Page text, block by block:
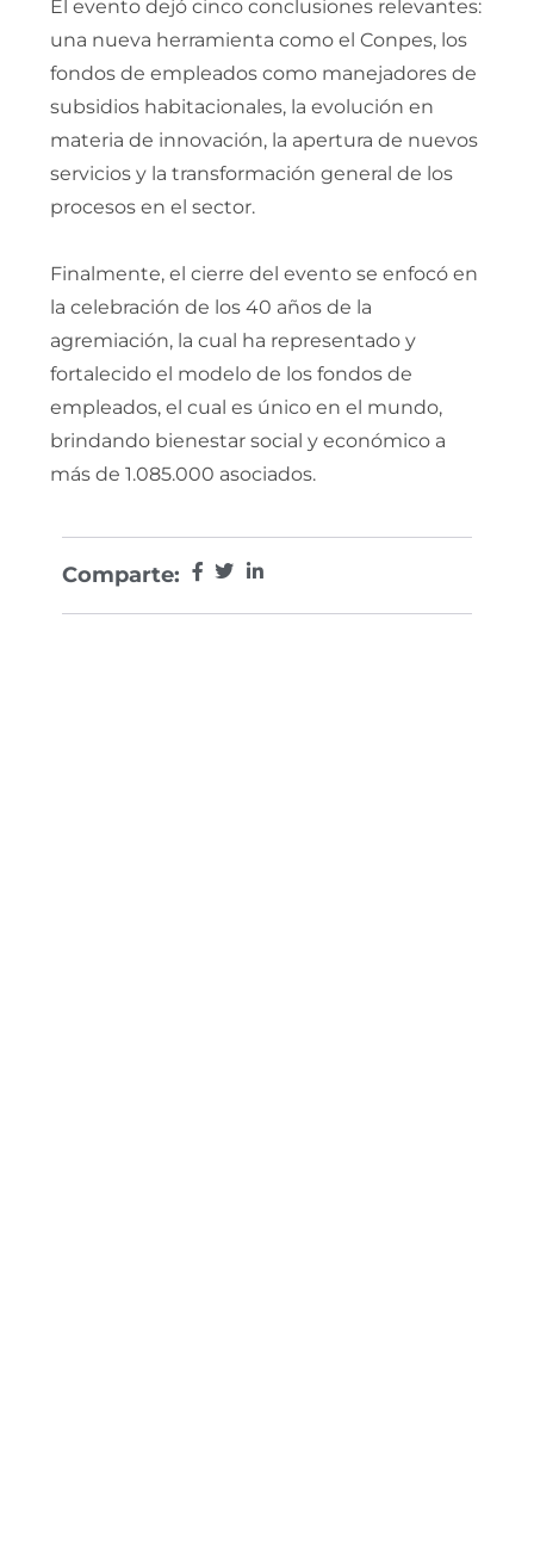
El evento dejó cinco conclusiones relevantes:
una nueva herramienta como el Conpes, los
fondos de empleados como manejadores de
subsidios habitacionales, la evolución en
materia de innovación, la apertura de nuevos
servicios y la transformación general de los
procesos en el sector.
Finalmente, el cierre del evento se enfocó en
la celebración de los 40 años de la
agremiación, la cual ha representado y
fortalecido el modelo de los fondos de
empleados, el cual es único en el mundo,
brindando bienestar social y económico a
más de 1.085.000 asociados.
Comparte: